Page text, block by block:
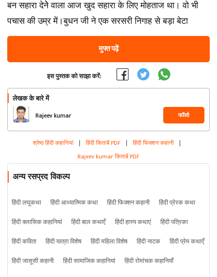
बन सहारा देनेे वाला आज खुद सहारा के लिए मोहताज था। वो भी
पचास की उम्र में।बुधन जी ने एक सरसरी निगाह से बड़ा बेटा
मुफ्त पढ़ें
इस पुस्तक को साझा करें:
लेखक के बारे में
Rajeev kumar फॉलो
श्रेष्ठ हिंदी कहानियां | हिंदी किताबें PDF | हिंदी फिक्शन कहानी |
Rajeev kumar किताबें PDF
अन्य रसप्रद विकल्प
हिंदी लघुकथा हिंदी आध्यात्मिक कथा हिंदी फिक्शन कहानी
हिंदी प्रेरक कथा
हिंदी क्लासिक कहानियां
हिंदी बाल कथाएँ हिंदी हास्य कथाएं
हिंदी पत्रिका
हिंदी कविता
हिंदी यात्रा विशेष हिंदी महिला विशेष हिंदी नाटक
हिंदी प्रेम कथाएँ
हिंदी जासूसी कहानी
हिंदी सामाजिक कहानियां
हिंदी रोमांचक कहानियाँ